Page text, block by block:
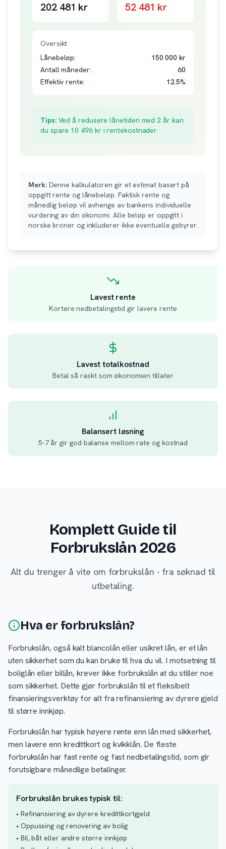
202 481 kr 52 481 kr
Oversikt
Lånebeløp:
150 000 kr
Antall måneder:
60
Effektiv rente:
12.5%
Tips:Ved å redusere lånetiden med 2 år kan
du spare 10 496kr i rentekostnader.
Merk:Denne kalkulatoren gir et estimat basert på
oppgitt rente og lånebeløp. Faktisk rente og
månedlig beløp vil avhenge av bankens individuelle
vurdering av din økonomi. Alle beløp er oppgitt i
norske kroner og inkluderer ikke eventuelle gebyrer.
Lavest rente
Kortere nedbetalingstid gir lavere rente
Lavest totalkostnad
Betal så raskt som økonomien tillater
Balansert løsning
5-7 år gir god balanse mellom rate og kostnad
Komplett Guide til
Forbrukslån 2026
Alt du trenger å vite om forbrukslån - fra søknad til
utbetaling.
Hva er forbrukslån?
Forbrukslån, også kalt blancolån eller usikret lån, er et lån
uten sikkerhet som du kan bruke til hva du vil. I motsetning til
boliglån eller billån, krever ikke forbrukslån at du stiller noe
som sikkerhet. Dette gjør forbrukslån til et fleksibelt
finansieringsverktøy for alt fra refinansiering av dyrere gjeld
til større innkjøp.
Forbrukslån har typisk høyere rente enn lån med sikkerhet,
men lavere enn kredittkort og kvikklån. De fleste
forbrukslån har fast rente og fast nedbetalingstid, som gir
forutsigbare månedlige betalinger.
Forbrukslån brukes typisk til:
• Refinansiering av dyrere kredittkortgjeld
• Oppussing og renovering av bolig
• Bil, båt eller andre større innkjøp